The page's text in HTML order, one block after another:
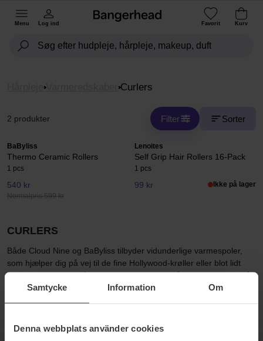
Samtycke Information Om
Denna webbplats använder cookies
Menu Log ind Favorit Kurv
Varmeredskaber Curlers
2 produkter Filter Sorter
BaByliss
Thermo Ceramic Rollers
1 pcs
540 kr
Normalpris 599 kr
Lenoites
Self Grip Hair Rollers 16-Pack
1 pcs
99 kr Ikke på lager
CURLERS
Både Cloud Nine og BaByliss tilbyder vidunderlige varmespoler,
som hjælper dig på vej til de fine Hollywood-krøller eller blot lidt
mere volumen i dit hår. De passer perfekt til både kort og langt hår,
og er desuden lette at benytte.